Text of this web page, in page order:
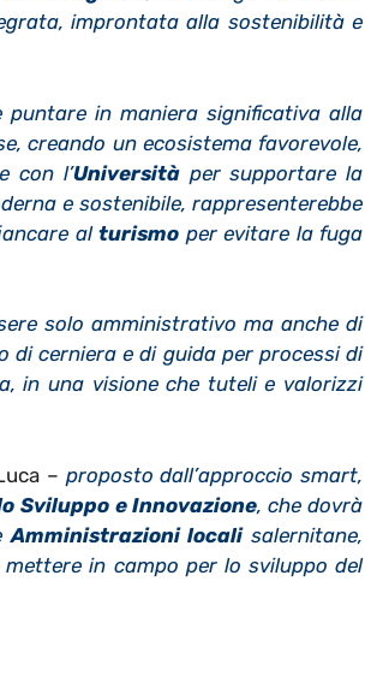
improntata alla sostenibilità e
puntare in maniera significativa alla
creando un ecosistema favorevole,
con l’Universitàper supportare la
e sostenibile, rappresenterebbe
alturismo per evitare la fuga
solo amministrativo ma anche di
di cerniera e di guida per processi di
in una visione che tuteli e valorizzi
– proposto dall’approccio smart,
Sviluppo e Innovazione, che dovrà
Amministrazioni localisalernitane,
in campo per lo sviluppo del